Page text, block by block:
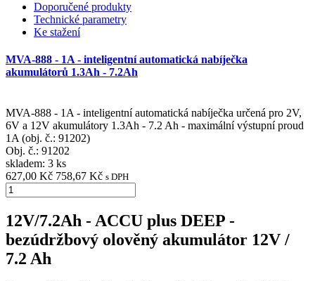
Doporučené produkty
Technické parametry
Ke stažení
MVA-888 - 1A - inteligentní automatická nabíječka
akumulátorů 1.3Ah - 7.2Ah
MVA-888 - 1A - inteligentní automatická nabíječka určená pro 2V,
6V a 12V akumulátory 1.3Ah - 7.2 Ah - maximální výstupní proud
1A (obj. č.: 91202)
Obj. č.: 91202
skladem: 3 ks
627,00 Kč 758,67 Kč s DPH
12V/7.2Ah - ACCU plus DEEP -
bezúdržbový olověný akumulátor 12V /
7.2 Ah